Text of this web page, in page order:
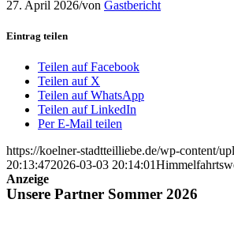
27. April 2026/von Gastbericht
Eintrag teilen
Teilen auf Facebook
Teilen auf X
Teilen auf WhatsApp
Teilen auf LinkedIn
Per E-Mail teilen
https://koelner-stadtteilliebe.de/wp-content/
20:13:472026-03-03 20:14:01
Anzeige
Unsere Partner Sommer 2026